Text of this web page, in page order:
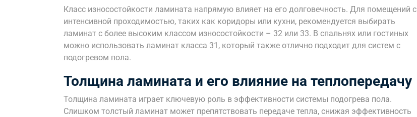
Класс износостойкости ламината напрямую влияет на его долговечность. Для помещений с
интенсивной проходимостью, таких как коридоры или кухни, рекомендуется выбирать
ламинат с более высоким классом износостойкости – 32 или 33. В спальнях или гостиных
можно использовать ламинат класса 31, который также отлично подходит для систем с
подогревом пола.
Толщина ламината и его влияние на теплопередачу
Толщина ламината играет ключевую роль в эффективности системы подогрева пола.
Слишком толстый ламинат может препятствовать передаче тепла, снижая эффективность